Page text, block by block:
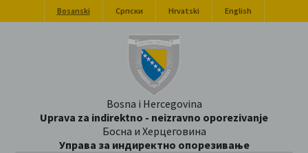
Bosanski Српски Hrvatski English
Bosna i Hercegovina
Uprava za indirektno - neizravno oporezivanje
Босна и Херцеговина
Управа за индиректно опорезивање